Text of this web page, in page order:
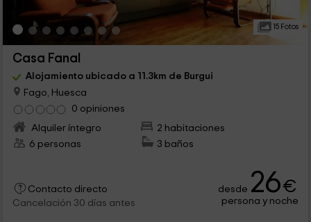
15 Fotos
Casa Fanal
Alojamiento ubicado a 11.3km de Burgui
Fago, Huesca
0 opiniones
Alquiler íntegro
2 habitaciones
6 personas
3 baños
Contacto directo
Cancelación 30 días antes
desde 26€
persona y noche